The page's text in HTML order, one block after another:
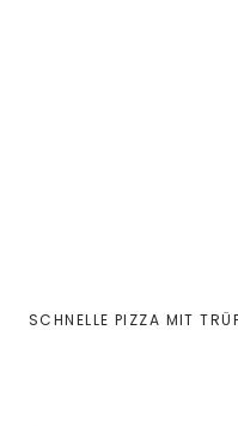
SCHNELLE PIZZA MIT